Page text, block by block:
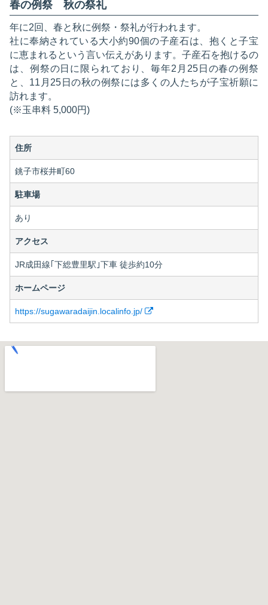
春の例祭 秋の祭礼
年に2回、春と秋に例祭・祭礼が行われます。
社に奉納されている大小約90個の子産石は、抱くと子宝
に恵まれるという言い伝えがあります。子産石を抱けるの
は、例祭の日に限られており、毎年2月25日の春の例祭
と、11月25日の秋の例祭には多くの人たちが子宝祈願に
訪れます。
(※玉串料 5,000円)
住所
銚子市桜井町60
駐車場
あり
アクセス
JR成田線｢下総豊里駅｣下車 徒歩約10分
ホームページ
https://sugawaradaijin.localinfo.jp/